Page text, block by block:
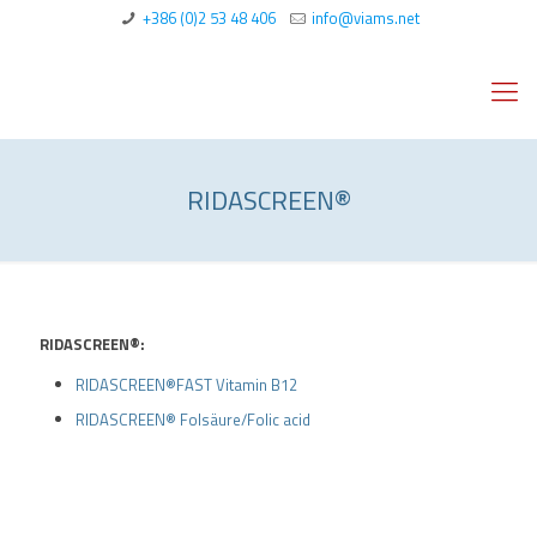
+386 (0)2 53 48 406 info@viams.net
RIDASCREEN®
RIDASCREEN®:
RIDASCREEN®FAST Vitamin B12
RIDASCREEN® Folsäure/Folic acid